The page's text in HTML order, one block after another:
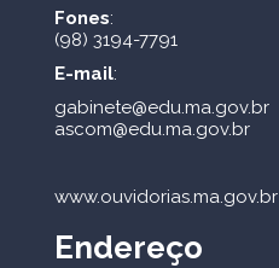
Fones:
(98) 3194-7791
E-mail:
gabinete@edu.ma.gov.br
ascom@edu.ma.gov.br
www.ouvidorias.ma.gov.br
Endereço